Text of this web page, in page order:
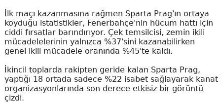
İlk maçı kazanmasına rağmen Sparta Prag'ın ortaya
koyduğu istatistikler, Fenerbahçe'nin hücum hattı için
ciddi fırsatlar barındırıyor. Çek temsilcisi, zemin ikili
mücadelelerinin yalnızca %37'sini kazanabilirken
genel ikili mücadele oranında %45'te kaldı.
İkincil toplarda rakipten geride kalan Sparta Prag,
yaptığı 18 ortada sadece %22 isabet sağlayarak kanat
organizasyonlarında son derece etkisiz bir görüntü
çizdi.